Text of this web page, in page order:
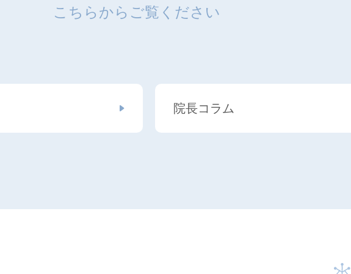
こちらからご覧ください
院長コラム